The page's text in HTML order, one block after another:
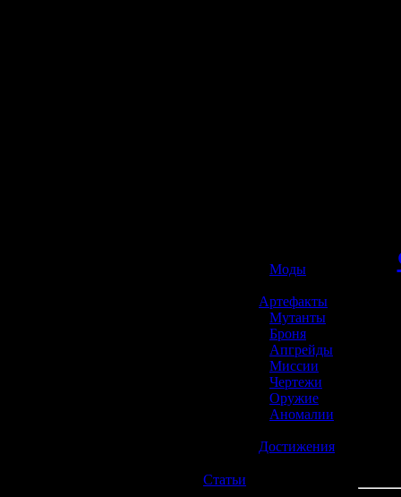
Моды
Артефакты
Мутанты
Броня
Апгрейды
Миссии
Чертежи
Оружие
Аномалии
Достижения
Статьи